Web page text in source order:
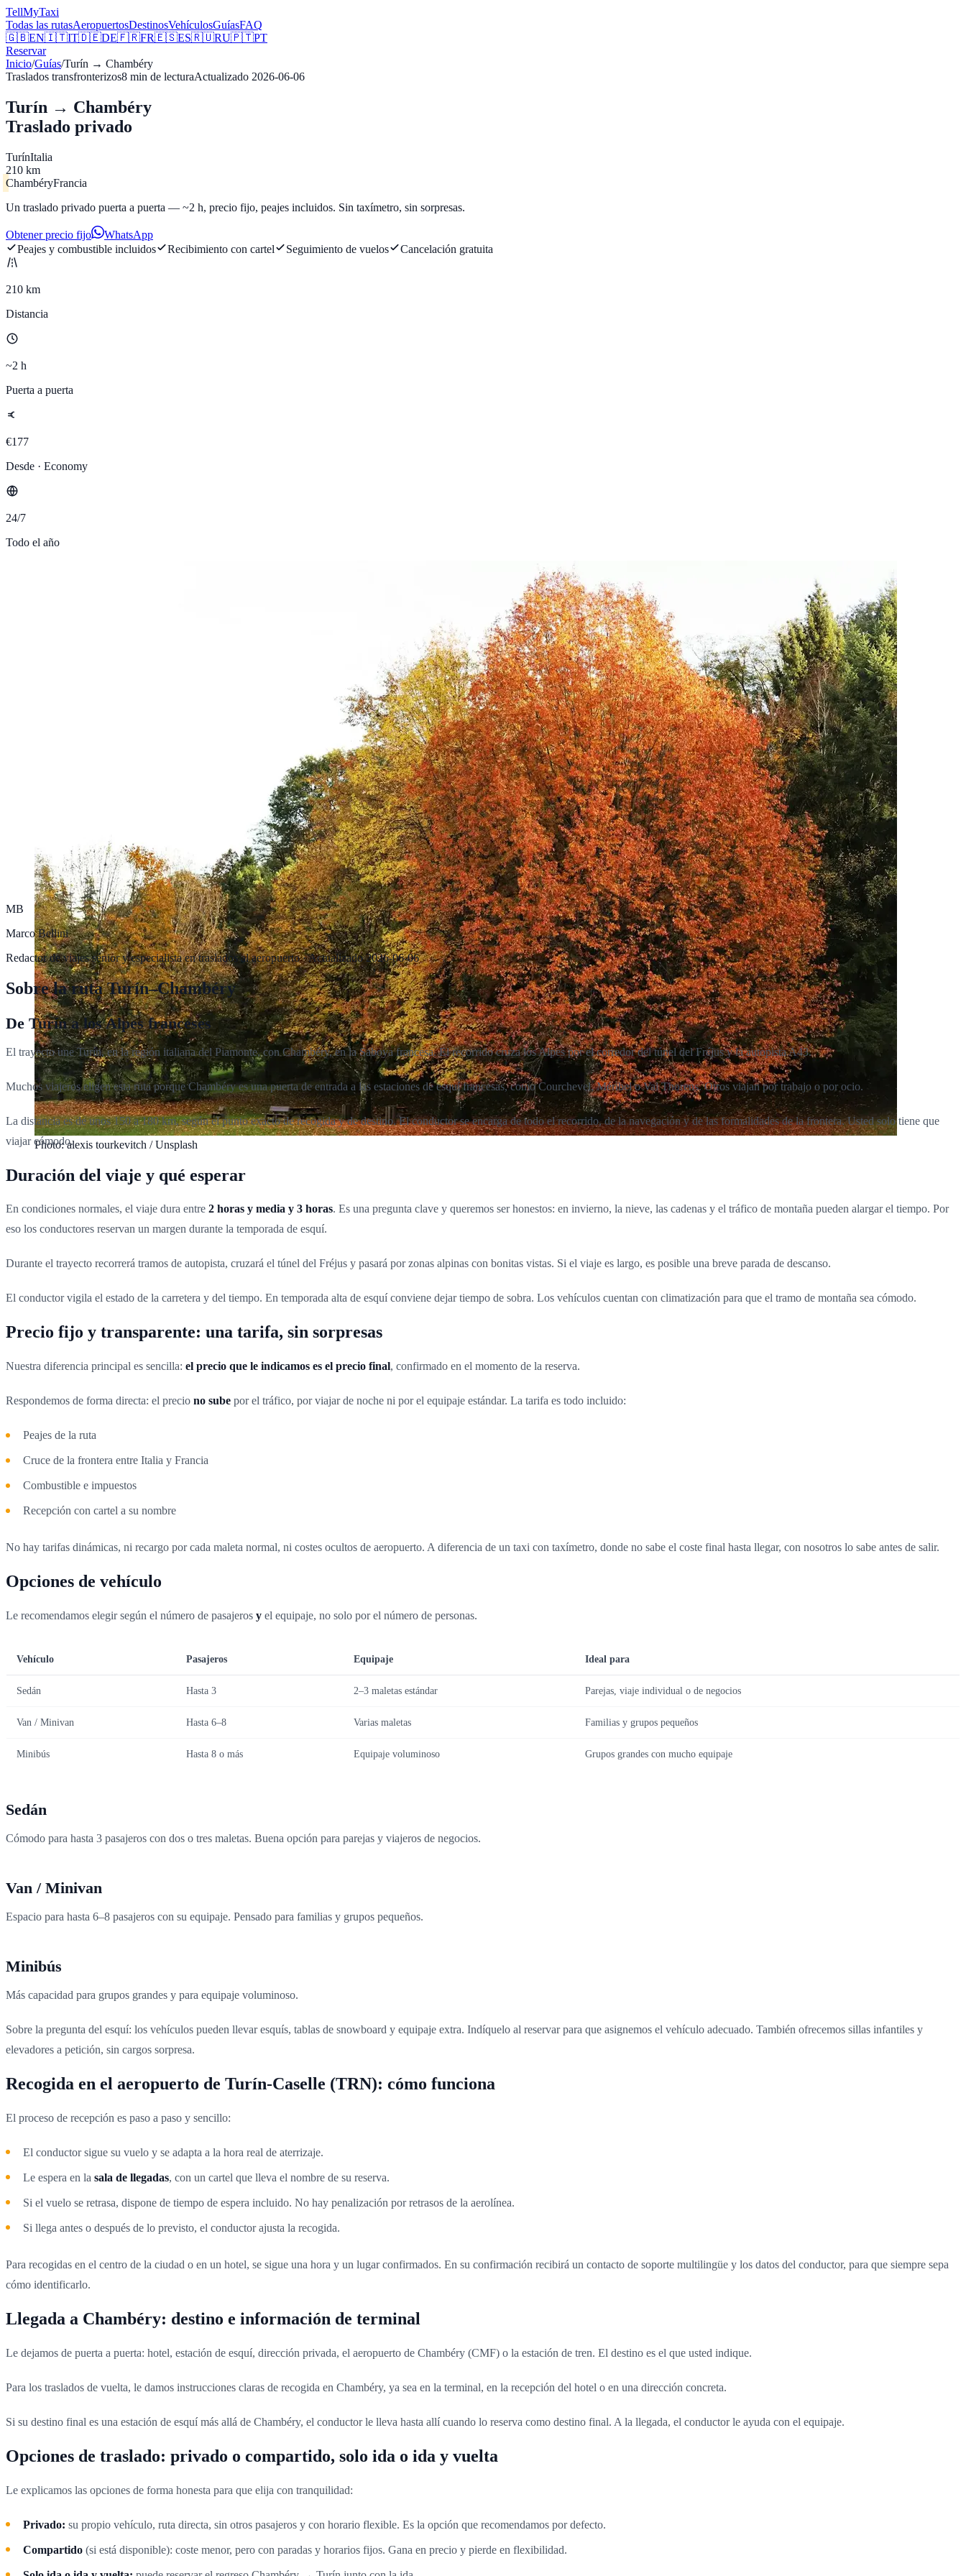
TellMyTaxi
Todas las rutasAeropuertosDestinosVehículosGuíasFAQ
🇬🇧EN🇮🇹IT🇩🇪DE🇫🇷FR🇪🇸ES🇷🇺RU🇵🇹PT
Reservar
Inicio/Guías/Turín → Chambéry
Traslados transfronterizos8 min de lecturaActualizado 2026-06-06
Turín → Chambéry
Traslado privado
TurínItalia
210 km
ChambéryFrancia
Un traslado privado puerta a puerta — ~2 h, precio fijo, peajes incluidos. Sin taxímetro, sin sorpresas.
Obtener precio fijo
WhatsApp
Peajes y combustible incluidos
Recibimiento con cartel Seguimiento de vuelos Cancelación gratuita
210 km
Distancia
~2 h
Puerta a puerta
€177
Desde · Economy
24/7
Todo el año
Photo: alexis tourkevitch / Unsplash
MB
Marco Bellini
Redactor de viajes sénior y especialista en traslados al aeropuerto·Actualizado 2026-06-06
Sobre la ruta Turín–Chambéry
De Turín a los Alpes franceses
El trayecto une Turín, en la región italiana del Piamonte, con Chambéry, en la Saboya francesa. El recorrido cruza los Alpes por el corredor del túnel del Fréjus y la autopista A43.
Muchos viajeros eligen esta ruta porque Chambéry es una puerta de entrada a las estaciones de esquí francesas, como Courchevel, Méribel o Val Thorens. Otros viajan por trabajo o por ocio.
La distancia es de unos 150 a 180 km, según el punto exacto de recogida y de destino. El conductor se encarga de todo el recorrido, de la navegación y de las formalidades de la frontera. Usted solo tiene que
viajar cómodo.
Duración del viaje y qué esperar
En condiciones normales, el viaje dura entre 2 horas y media y 3 horas. Es una pregunta clave y queremos ser honestos: en invierno, la nieve, las cadenas y el tráfico de montaña pueden alargar el tiempo. Por
eso los conductores reservan un margen durante la temporada de esquí.
Durante el trayecto recorrerá tramos de autopista, cruzará el túnel del Fréjus y pasará por zonas alpinas con bonitas vistas. Si el viaje es largo, es posible una breve parada de descanso.
El conductor vigila el estado de la carretera y del tiempo. En temporada alta de esquí conviene dejar tiempo de sobra. Los vehículos cuentan con climatización para que el tramo de montaña sea cómodo.
Precio fijo y transparente: una tarifa, sin sorpresas
Nuestra diferencia principal es sencilla: el precio que le indicamos es el precio final, confirmado en el momento de la reserva.
Respondemos de forma directa: el precio no sube por el tráfico, por viajar de noche ni por el equipaje estándar. La tarifa es todo incluido:
Peajes de la ruta
Cruce de la frontera entre Italia y Francia
Combustible e impuestos
Recepción con cartel a su nombre
No hay tarifas dinámicas, ni recargo por cada maleta normal, ni costes ocultos de aeropuerto. A diferencia de un taxi con taxímetro, donde no sabe el coste final hasta llegar, con nosotros lo sabe antes de salir.
Opciones de vehículo
Le recomendamos elegir según el número de pasajeros y el equipaje, no solo por el número de personas.
Vehículo Pasajeros Equipaje Ideal para
Sedán Hasta 3 2–3 maletas estándar Parejas, viaje individual o de negocios
Van / Minivan Hasta 6–8 Varias maletas Familias y grupos pequeños
Minibús Hasta 8 o más Equipaje voluminoso Grupos grandes con mucho equipaje
Sedán
Cómodo para hasta 3 pasajeros con dos o tres maletas. Buena opción para parejas y viajeros de negocios.
Van / Minivan
Espacio para hasta 6–8 pasajeros con su equipaje. Pensado para familias y grupos pequeños.
Minibús
Más capacidad para grupos grandes y para equipaje voluminoso.
Sobre la pregunta del esquí: los vehículos pueden llevar esquís, tablas de snowboard y equipaje extra. Indíquelo al reservar para que asignemos el vehículo adecuado. También ofrecemos sillas infantiles y
elevadores a petición, sin cargos sorpresa.
Recogida en el aeropuerto de Turín-Caselle (TRN): cómo funciona
El proceso de recepción es paso a paso y sencillo:
El conductor sigue su vuelo y se adapta a la hora real de aterrizaje.
Le espera en la sala de llegadas, con un cartel que lleva el nombre de su reserva.
Si el vuelo se retrasa, dispone de tiempo de espera incluido. No hay penalización por retrasos de la aerolínea.
Si llega antes o después de lo previsto, el conductor ajusta la recogida.
Para recogidas en el centro de la ciudad o en un hotel, se sigue una hora y un lugar confirmados. En su confirmación recibirá un contacto de soporte multilingüe y los datos del conductor, para que siempre sepa
cómo identificarlo.
Llegada a Chambéry: destino e información de terminal
Le dejamos de puerta a puerta: hotel, estación de esquí, dirección privada, el aeropuerto de Chambéry (CMF) o la estación de tren. El destino es el que usted indique.
Para los traslados de vuelta, le damos instrucciones claras de recogida en Chambéry, ya sea en la terminal, en la recepción del hotel o en una dirección concreta.
Si su destino final es una estación de esquí más allá de Chambéry, el conductor le lleva hasta allí cuando lo reserva como destino final. A la llegada, el conductor le ayuda con el equipaje.
Opciones de traslado: privado o compartido, solo ida o ida y vuelta
Le explicamos las opciones de forma honesta para que elija con tranquilidad:
Privado: su propio vehículo, ruta directa, sin otros pasajeros y con horario flexible. Es la opción que recomendamos por defecto.
Compartido (si está disponible): coste menor, pero con paradas y horarios fijos. Gana en precio y pierde en flexibilidad.